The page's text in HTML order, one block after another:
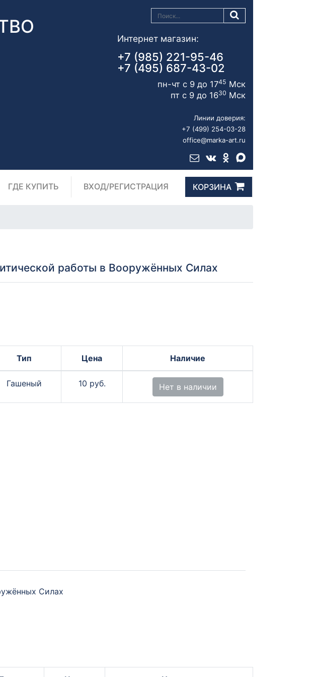
Интернет магазин:
+7 (985) 221-95-46
+7 (495) 687-43-02
пн-чт с 9 до 1745 Мск
пт с 9 до 1630 Мск
Линии доверия:
+7 (499) 254-03-28
office@marka-art.ru
ГДЕ КУПИТЬ ВХОД/РЕГИСТРАЦИЯ КОРЗИНА
работы в Вооружённых Силах
Тип Цена Наличие
Гашеный 10 руб. Нет в наличии
Силах